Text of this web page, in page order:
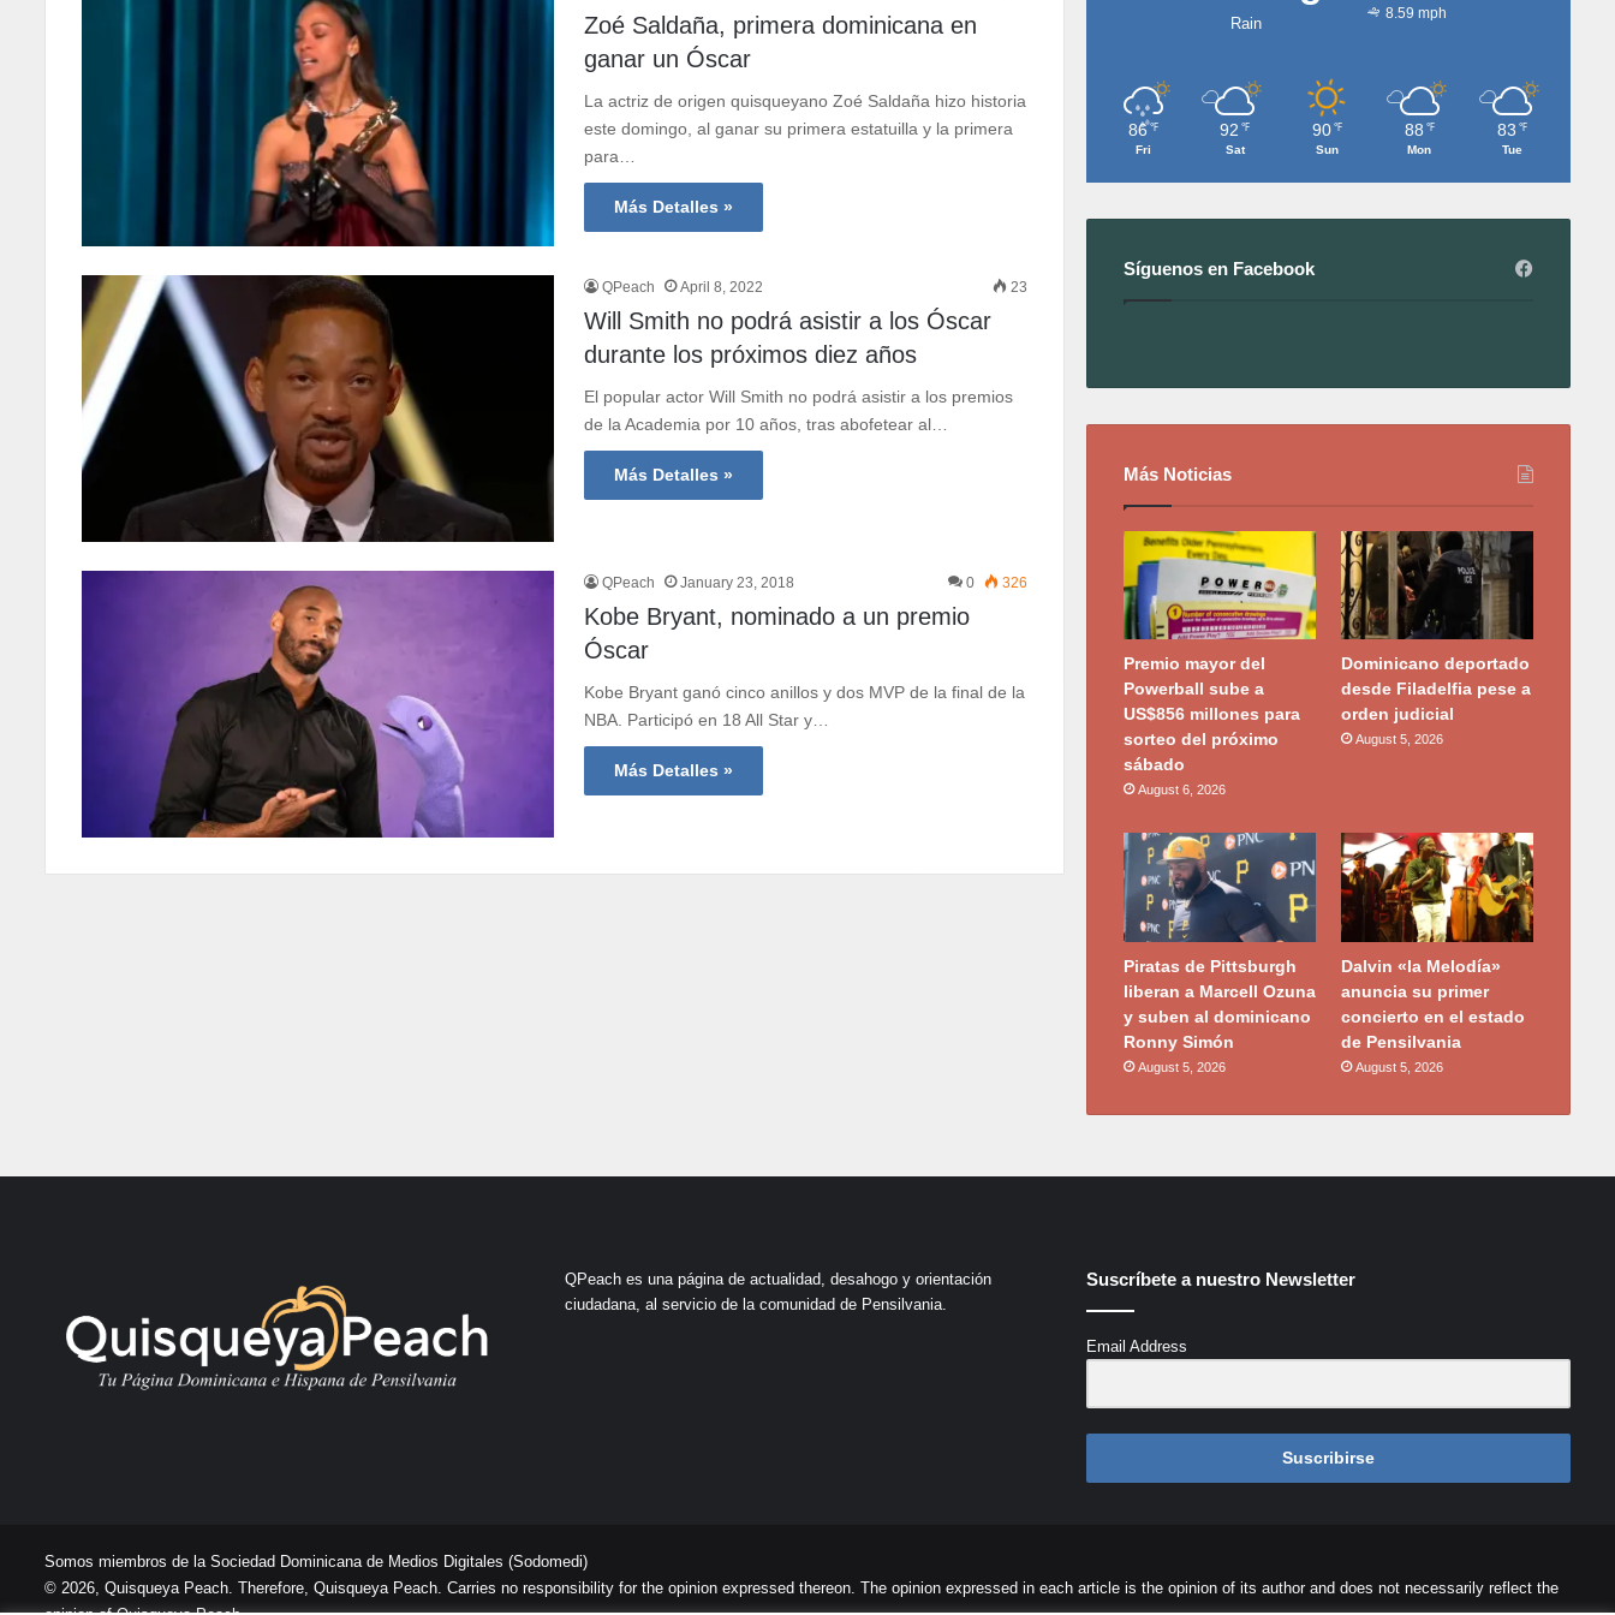
Zoé Saldaña, primera dominicana en
ganar un Óscar
La actriz de origen quisqueyano Zoé Saldaña hizo historia
este domingo, al ganar su primera estatuilla y la primera
para…
Más Detalles »
QPeach April 8, 2022 23
Will Smith no podrá asistir a los Óscar
durante los próximos diez años
El popular actor Will Smith no podrá asistir a los premios
de la Academia por 10 años, tras abofetear al…
Más Detalles »
QPeach January 23, 2018 0 326
Kobe Bryant, nominado a un premio
Óscar
Kobe Bryant ganó cinco anillos y dos MVP de la final de la
NBA. Participó en 18 All Star y…
Más Detalles »
Rain
8.59 mph
86 ℉
Fri
92 ℉
Sat
90 ℉
Sun
88 ℉
Mon
83 ℉
Tue
Síguenos en Facebook
Más Noticias
Premio mayor del
Powerball sube a
US$856 millones para
sorteo del próximo
sábado
August 6, 2026
Dominicano deportado
desde Filadelfia pese a
orden judicial
August 5, 2026
Piratas de Pittsburgh
liberan a Marcell Ozuna
y suben al dominicano
Ronny Simón
August 5, 2026
Dalvin «la Melodía»
anuncia su primer
concierto en el estado
de Pensilvania
August 5, 2026
QPeach es una página de actualidad, desahogo y orientación
ciudadana, al servicio de la comunidad de Pensilvania.
Suscríbete a nuestro Newsletter
Email Address
Suscribirse
Somos miembros de la Sociedad Dominicana de Medios Digitales (Sodomedi)
© 2026, Quisqueya Peach. Therefore, Quisqueya Peach. Carries no responsibility for the opinion expressed thereon. The opinion expressed in each article is the opinion of its author and does not necessarily reflect the